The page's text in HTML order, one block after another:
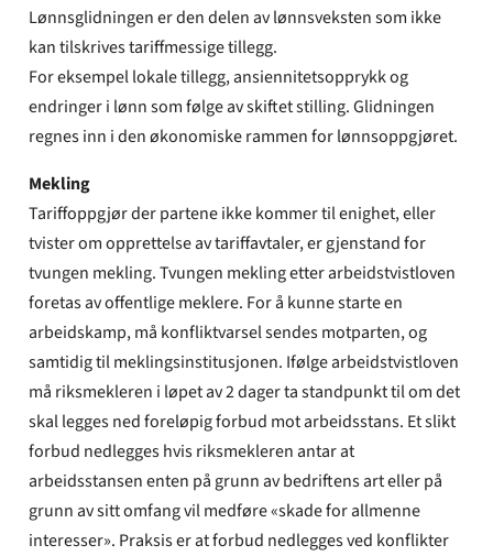
Lønnsglidningen er den delen av lønnsveksten som ikke
kan tilskrives tariffmessige tillegg.
For eksempel lokale tillegg, ansiennitetsopprykk og
endringer i lønn som følge av skiftet stilling. Glidningen
regnes inn i den økonomiske rammen for lønnsoppgjøret.
Mekling
Tariffoppgjør der partene ikke kommer til enighet, eller
tvister om opprettelse av tariffavtaler, er gjenstand for
tvungen mekling. Tvungen mekling etter arbeidstvistloven
foretas av offentlige meklere. For å kunne starte en
arbeidskamp, må konfliktvarsel sendes motparten, og
samtidig til meklingsinstitusjonen. Ifølge arbeidstvistloven
må riksmekleren i løpet av 2 dager ta standpunkt til om det
skal legges ned foreløpig forbud mot arbeidsstans. Et slikt
forbud nedlegges hvis riksmekleren antar at
arbeidsstansen enten på grunn av bedriftens art eller på
grunn av sitt omfang vil medføre «skade for allmenne
interesser». Praksis er at forbud nedlegges ved konflikter